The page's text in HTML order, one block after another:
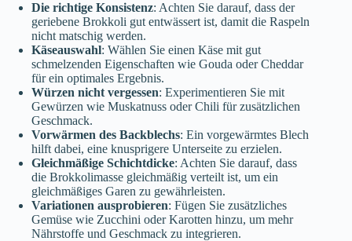
Die richtige Konsistenz: Achten Sie darauf, dass der
geriebene Brokkoli gut entwässert ist, damit die Raspeln
nicht matschig werden.
Käseauswahl: Wählen Sie einen Käse mit gut
schmelzenden Eigenschaften wie Gouda oder Cheddar
für ein optimales Ergebnis.
Würzen nicht vergessen: Experimentieren Sie mit
Gewürzen wie Muskatnuss oder Chili für zusätzlichen
Geschmack.
Vorwärmen des Backblechs: Ein vorgewärmtes Blech
hilft dabei, eine knusprigere Unterseite zu erzielen.
Gleichmäßige Schichtdicke: Achten Sie darauf, dass
die Brokkolimasse gleichmäßig verteilt ist, um ein
gleichmäßiges Garen zu gewährleisten.
Variationen ausprobieren: Fügen Sie zusätzliches
Gemüse wie Zucchini oder Karotten hinzu, um mehr
Nährstoffe und Geschmack zu integrieren.